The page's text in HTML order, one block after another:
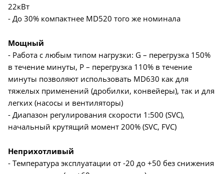
22кВт
- До 30% компактнее MD520 того же номинала
Мощный
- Работа с любым типом нагрузки: G – перегрузка 150%
в течение минуты, P – перегрузка 110% в течение
минуты позволяют использовать MD630 как для
тяжелых применений (дробилки, конвейеры), так и для
легких (насосы и вентиляторы)
- Диапазон регулирования скорости 1:500 (SVC),
начальный крутящий момент 200% (SVC, FVC)
Неприхотливый
- Температура эксплуатации от -20 до +50 без снижения